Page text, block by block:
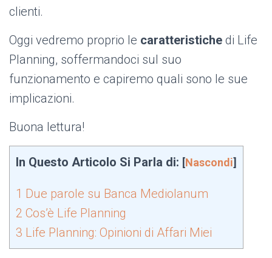
clienti.
Oggi vedremo proprio le caratteristiche di Life
Planning, soffermandoci sul suo
funzionamento e capiremo quali sono le sue
implicazioni.
Buona lettura!
In Questo Articolo Si Parla di: [Nascondi]
1 Due parole su Banca Mediolanum
2 Cos’è Life Planning
3 Life Planning: Opinioni di Affari Miei